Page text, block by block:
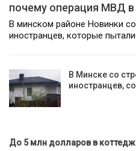
почему операция МВД
В минском районе Новинки
иностранцев, которые
В Минске со
иностранцев,
До 5 млн долларов в